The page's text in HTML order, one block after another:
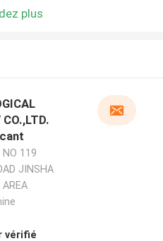
plus
CO.,LTD.
NO 119
JINSHA
vérifié